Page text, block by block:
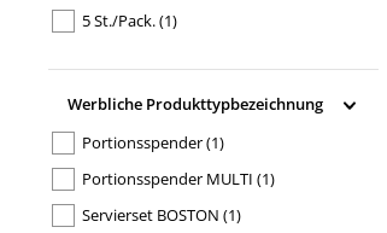
5 St./Pack.(1)
Werbliche Produkttypbezeichnung
Portionsspender(1)
Portionsspender MULTI (1)
Servierset BOSTON (1)